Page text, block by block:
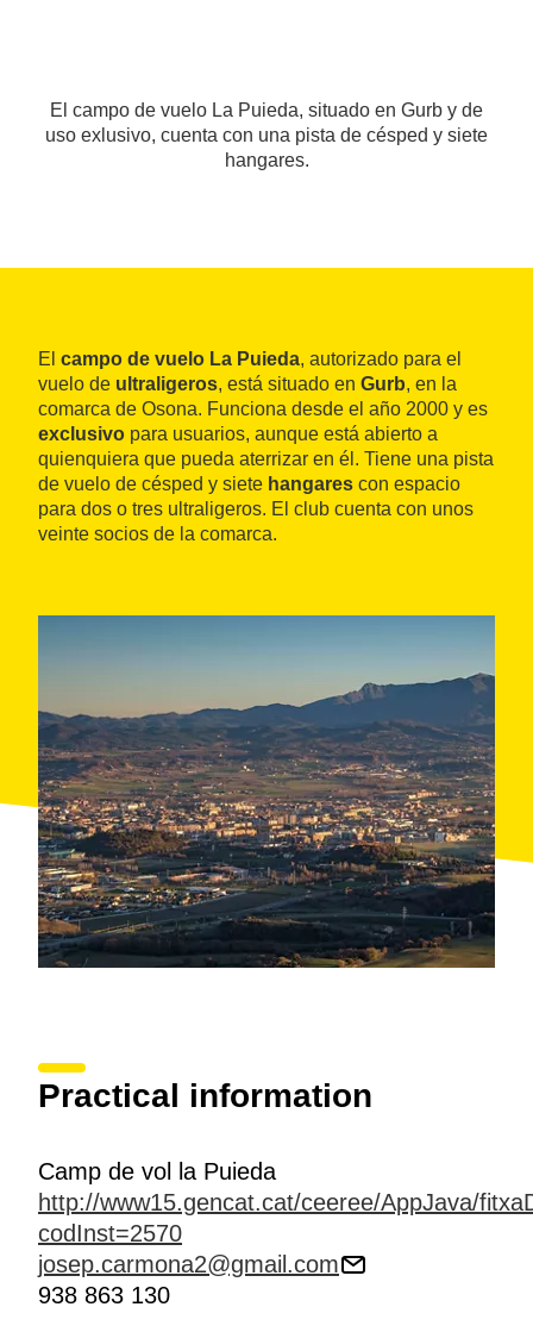
El campo de vuelo La Puieda, situado en Gurb y de
uso exlusivo, cuenta con una pista de césped y siete
hangares.
El campo de vuelo La Puieda, autorizado para el
vuelo de ultraligeros, está situado en Gurb, en la
comarca de Osona. Funciona desde el año 2000 y es
exclusivo para usuarios, aunque está abierto a
quienquiera que pueda aterrizar en él. Tiene una pista
de vuelo de césped y siete hangares con espacio
para dos o tres ultraligeros. El club cuenta con unos
veinte socios de la comarca.
Practical information
Camp de vol la Puieda
http://www15.gencat.cat/ceeree/AppJava/
codInst=2570
josep.carmona2@gmail.com
938 863 130